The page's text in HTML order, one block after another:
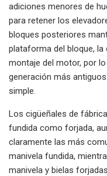
adiciones menores de
para retener los
bloques posteriores
plataforma del bloque,
montaje del motor, por
generación más
simple.
Los cigüeñales de
fundida como forjada,
claramente las más
manivela fundida,
manivela y bielas